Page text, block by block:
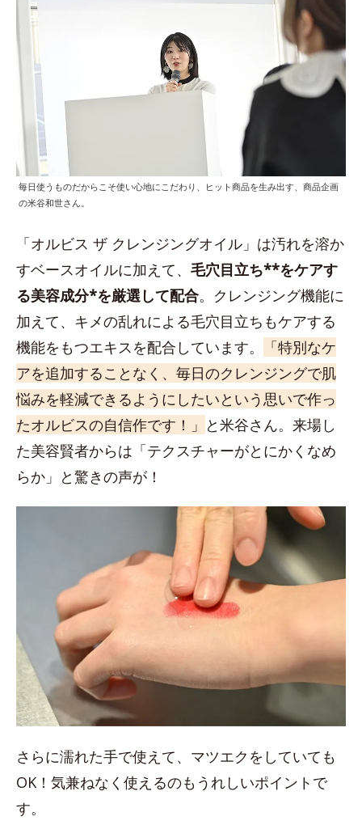
毎日使うものだからこそ使い心地にこだわり、ヒット商品を生み出す、商品企画
の米谷和世さん。
「オルビス ザ クレンジングオイル」は汚れを溶か
すベースオイルに加えて、 毛穴目立ち**をケアす
る美容成分*を厳選して配合。クレンジング機能に
加えて、キメの乱れによる毛穴目立ちもケアする
機能をもつエキスを配合しています。
「特別なケ
アを追加することなく、毎日のクレンジングで肌
悩みを軽減できるようにしたいという思いで作っ
たオルビスの自信作です！」 と米谷さん。来場し
た美容賢者からは「テクスチャーがとにかくなめ
らか」と驚きの声が！
さらに濡れた手で使えて、マツエクをしていても
OK！気兼ねなく使えるのもうれしいポイントで
す。